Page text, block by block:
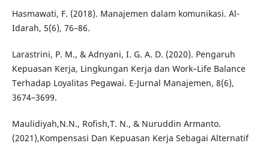
Hasmawati, F. (2018). Manajemen dalam komunikasi. Al-
Idarah, 5(6), 76–86.
Larastrini, P. M., & Adnyani, I. G. A. D. (2020). Pengaruh
Kepuasan Kerja, Lingkungan Kerja dan Work–Life Balance
Terhadap Loyalitas Pegawai. E-Jurnal Manajemen, 8(6),
3674–3699.
Maulidiyah,N.N., Rofish,T. N., & Nuruddin Armanto.
(2021),Kompensasi Dan Kepuasan Kerja Sebagai Alternatif